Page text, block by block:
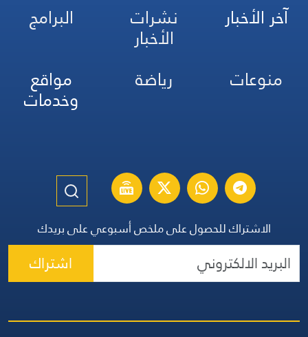
آخر الأخبار نشرات
الأخبار
البرامج
منوعات
رياضة مواقع
وخدمات
الاشتراك للحصول على ملخص أسبوعي على بريدك
اشتراك